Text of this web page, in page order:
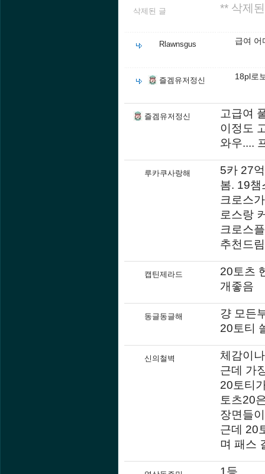
삭제된 글 ** 삭제
Rlawnsgus 급여 어
즐겜유저정신 18pl로
즐겜유저정신
고급여
이정도
와우....
루카쿠사랑해
5카 27
봄. 19챔
크로스
로스랑
크로스
추천드
캡틴제라드
20토츠
개좋음
동글동글해
걍 모든
20토티
신의철벽
체감이
근데 가
20토티
토츠20
장면들
근데 20
며 패스
1등